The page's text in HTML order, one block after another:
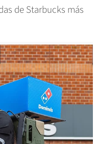
de Starbucks más